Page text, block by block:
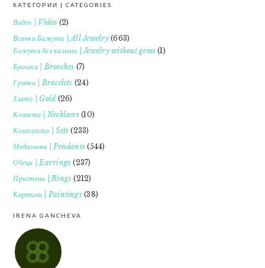
FOOTER
КАТЕГОРИИ | CATEGORIES
Видео | Video (2)
Всички Бижута | All Jewelry(663)
Бижута без камъни | Jewelry without gems (1)
Брошки | Brooches (7)
Гривни | Bracelets (24)
Злато | Gold (26)
Колиета | Necklaces(10)
Комплекти | Sets (233)
Медальони | Pendants (544)
Обеци | Earrings (237)
Пръстени | Rings (212)
Картини | Paintings(38)
IRENA GANCHEVA